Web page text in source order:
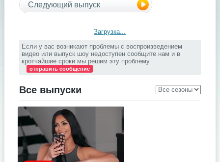
Следующий выпуск
Загрузка...
Если у вас возникают проблемы с воспроизведением
видео или выпуск шоу недоступен сообщите нам и в
кротчайшие сроки мы решим эту проблему
отправить сообщение
Все выпуски